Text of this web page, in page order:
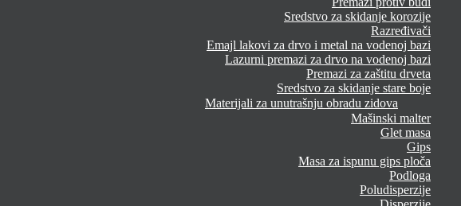
Sredstvo za skidanje korozije
Razređivači
Emajl lakovi za drvo i metal na vodenoj bazi
Lazurni premazi za drvo na vodenoj bazi
Premazi za zaštitu drveta
Sredstvo za skidanje stare boje
Materijali za unutrašnju obradu zidova
Mašinski malter
Glet masa
Gips
Masa za ispunu gips ploča
Podloga
Poludisperzije